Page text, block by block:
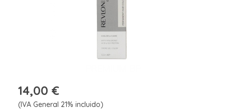
14,00 €
(IVA General 21% incluido)